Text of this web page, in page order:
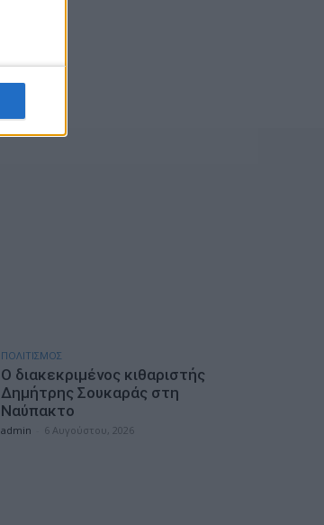
ΠΟΛΙΤΙΣΜΟΣ
Ο διακεκριμένος κιθαριστής
Δημήτρης Σουκαράς στη
Ναύπακτο
admin 6 Αυγούστου, 2026